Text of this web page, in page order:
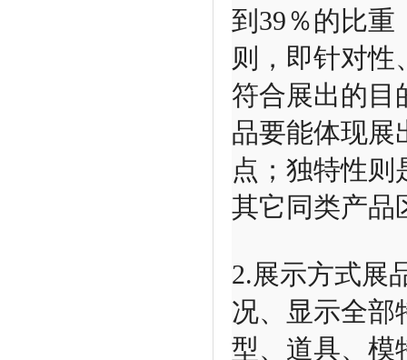
到39％的比重
则，即针对性
符合展出的目
品要能体现展
点；独特性则
其它同类产品
2.展示方式展
况、显示全部
型、道具、模